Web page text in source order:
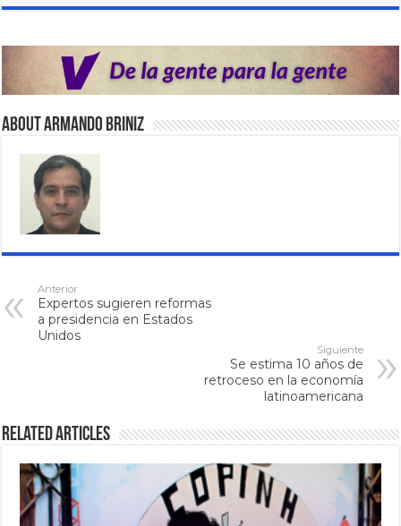
About Armando Briniz
Anterior
Expertos sugieren reformas
a presidencia en Estados
Unidos
Siguiente
Se estima 10 años de
retroceso en la economía
latinoamericana
Related Articles